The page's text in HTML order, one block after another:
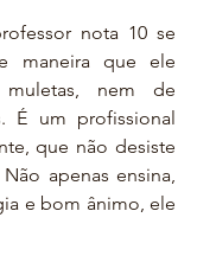
nota 10 se
maneira que ele
nem de
É um profissional
que não desiste
apenas ensina,
e bom ânimo, ele